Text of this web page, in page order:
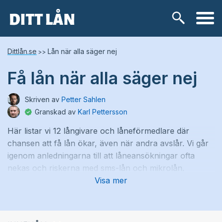
Lånetyper
Snabblån
Kontokredit
Privatlån
Låneförmedlare
Dittlån.se >> Lån när alla säger nej
Få lån när alla säger nej
Skriven av Petter Sahlen
Granskad av Karl Pettersson
Här listar vi 12 långivare och låneförmedlare där
chansen att få lån ökar, även när andra avslår. Vi går
igenom anledningarna till att låneansökningar ofta
nekas och riskerna med sms-lån och mikrolån.
snabblån kan fungera som akutlån och betalas ut
Visa mer